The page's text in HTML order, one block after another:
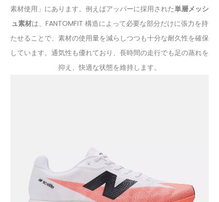
素材使用」にあります。例えばアッパーに採用された単層メッシ
ュ素材は、FANTOMFIT 構造によって必要な部分だけに張力を持
たせることで、素材の使用量を減らしつつも十分な耐久性を確保
しています。通気性も優れており、長時間の走行でも足の蒸れを
抑え、快適な状態を維持します。